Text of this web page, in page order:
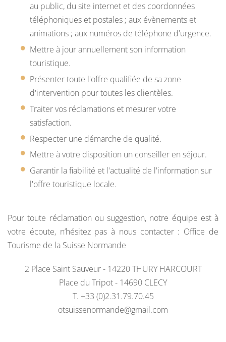
au public, du site internet et des coordonnées
téléphoniques et postales ; aux évènements et
animations ; aux numéros de téléphone d'urgence.
Mettre à jour annuellement son information
touristique.
Présenter toute l'offre qualifiée de sa zone
d'intervention pour toutes les clientèles.
Traiter vos réclamations et mesurer votre
satisfaction.
Respecter une démarche de qualité.
Mettre à votre disposition un conseiller en séjour.
Garantir la fiabilité et l'actualité de l'information sur
l'offre touristique locale.
Pour toute réclamation ou suggestion, notre équipe est à
votre écoute, n’hésitez pas à nous contacter : Office de
Tourisme de la Suisse Normande
2 Place Saint Sauveur - 14220 THURY HARCOURT
Place du Tripot - 14690 CLECY
T. +33 (0)2.31.79.70.45
otsuissenormande@gmail.com